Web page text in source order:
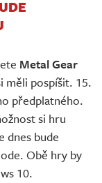
Metal Gear
měli pospíšit. 15.
předplatného.
si hru
dnes bude
Obě hry by
10.